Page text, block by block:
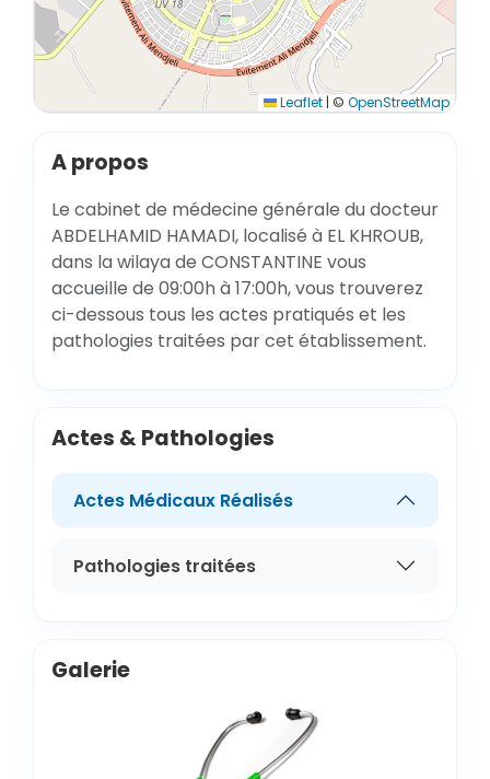
Leaflet | © OpenStreetMap
A propos
Le cabinet de médecine générale du docteur
ABDELHAMID HAMADI, localisé à EL KHROUB,
dans la wilaya de CONSTANTINE vous
accueille de 09:00h à 17:00h, vous trouverez
ci-dessous tous les actes pratiqués et les
pathologies traitées par cet établissement.
Actes & Pathologies
Actes Médicaux Réalisés
Pathologies traitées
Galerie